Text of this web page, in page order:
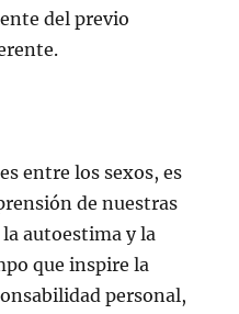
del previo
entre los sexos, es
de nuestras
autoestima y la
que inspire la
personal,